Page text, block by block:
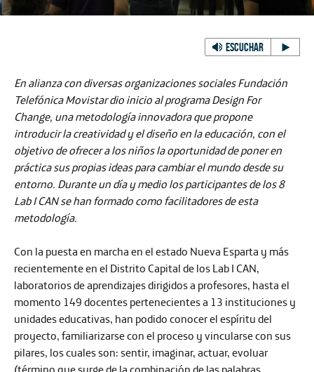
ESCUCHAR
En alianza con diversas organizaciones sociales Fundación
Telefónica Movistar dio inicio al programaDesign For
Change, una metodología innovadora que propone
introducir la creatividad y el diseño en la educación, con el
objetivo de ofrecer a los niños la oportunidad de poner en
práctica sus propias ideas para cambiar el mundo desde su
entorno. Durante un día y medio los participantes de los 8
Lab I CAN se han formado como facilitadores de esta
metodología.
Con la puesta en marcha en el estado Nueva Esparta y más
recientemente en el Distrito Capital de los Lab I CAN,
laboratorios de aprendizajes dirigidos a profesores, hasta el
momento 149 docentes pertenecientes a 13 instituciones y
unidades educativas, han podido conocer el espíritu del
proyecto, familiarizarse con el proceso y vincularse con sus
pilares, los cuales son: sentir, imaginar, actuar, evoluar